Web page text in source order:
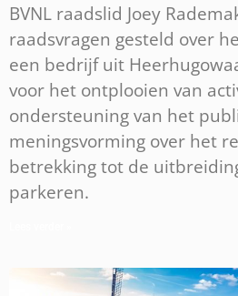
BVNL raadslid Joey
raadsvragen gesteld over
een bedrijf uit
voor het ontplooien van
ondersteuning van het
meningsvorming over het
betrekking tot de
parkeren.